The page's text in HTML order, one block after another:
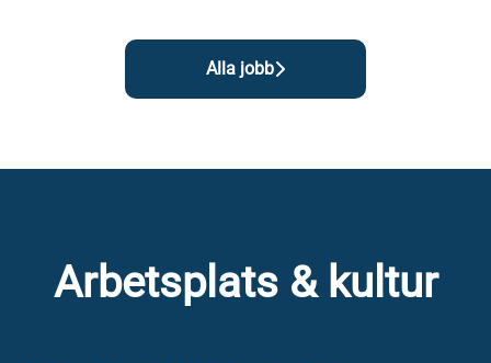
Alla jobb
Arbetsplats & kultur